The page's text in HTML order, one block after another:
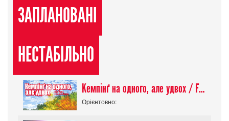
ЗАПЛАНОВАНІ
НЕСТАБІЛЬНО
Кемпінґ на одного, але удвох / Futari Solo Camp
Орієнтовно: